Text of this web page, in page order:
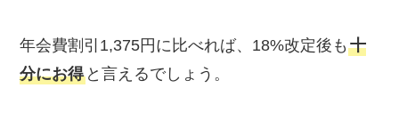
年会費割引1,375円に比べれば、18%改定後も十
分にお得 と言えるでしょう。